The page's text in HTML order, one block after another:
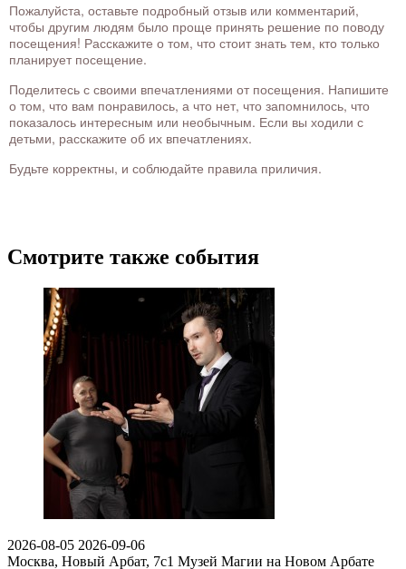
Пожалуйста, оставьте подробный отзыв или комментарий,
чтобы другим людям было проще принять решение по поводу
посещения! Расскажите о том, что стоит знать тем, кто только
планирует посещение.
Поделитесь с своими впечатлениями от посещения. Напишите
о том, что вам понравилось, а что нет, что запомнилось, что
показалось интересным или необычным. Если вы ходили с
детьми, расскажите об их впечатлениях.
Будьте корректны, и соблюдайте правила приличия.
Смотрите также события
2026-08-05 2026-09-06
Москва, Новый Арбат, 7с1 Музей Магии на Новом Арбате